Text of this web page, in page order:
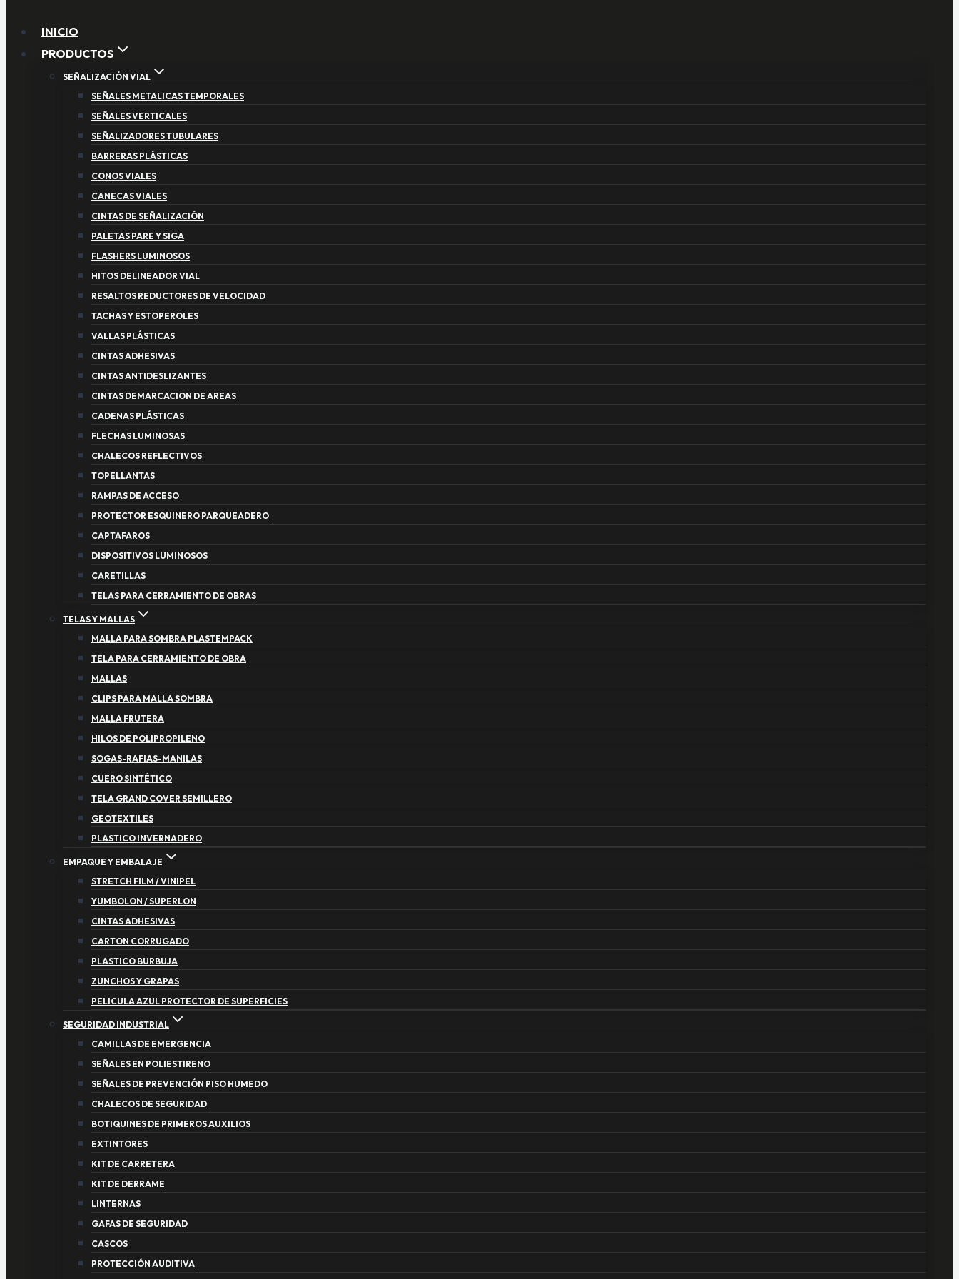
INICIO
PRODUCTOS
SEÑALIZACIÓN VIAL
SEÑALES METALICAS TEMPORALES
SEÑALES VERTICALES
SEÑALIZADORES TUBULARES
BARRERAS PLÁSTICAS
CONOS VIALES
CANECAS VIALES
CINTAS DE SEÑALIZACIÓN
PALETAS PARE Y SIGA
FLASHERS LUMINOSOS
HITOS DELINEADOR VIAL
RESALTOS REDUCTORES DE VELOCIDAD
TACHAS Y ESTOPEROLES
VALLAS PLÁSTICAS
CINTAS ADHESIVAS
CINTAS ANTIDESLIZANTES
CINTAS DEMARCACION DE AREAS
CADENAS PLÁSTICAS
FLECHAS LUMINOSAS
CHALECOS REFLECTIVOS
TOPELLANTAS
RAMPAS DE ACCESO
PROTECTOR ESQUINERO PARQUEADERO
CAPTAFAROS
DISPOSITIVOS LUMINOSOS
CARETILLAS
TELAS PARA CERRAMIENTO DE OBRAS
TELAS Y MALLAS
MALLA PARA SOMBRA PLASTEMPACK
TELA PARA CERRAMIENTO DE OBRA
MALLAS
CLIPS PARA MALLA SOMBRA
MALLA FRUTERA
HILOS DE POLIPROPILENO
SOGAS-RAFIAS-MANILAS
CUERO SINTÉTICO
TELA GRAND COVER SEMILLERO
GEOTEXTILES
PLASTICO INVERNADERO
EMPAQUE Y EMBALAJE
STRETCH FILM / VINIPEL
YUMBOLON / SUPERLON
CINTAS ADHESIVAS
CARTON CORRUGADO
PLASTICO BURBUJA
ZUNCHOS Y GRAPAS
PELICULA AZUL PROTECTOR DE SUPERFICIES
SEGURIDAD INDUSTRIAL
CAMILLAS DE EMERGENCIA
SEÑALES EN POLIESTIRENO
SEÑALES DE PREVENCIÓN PISO HUMEDO
CHALECOS DE SEGURIDAD
BOTIQUINES DE PRIMEROS AUXILIOS
EXTINTORES
KIT DE CARRETERA
KIT DE DERRAME
LINTERNAS
GAFAS DE SEGURIDAD
CASCOS
PROTECCIÓN AUDITIVA